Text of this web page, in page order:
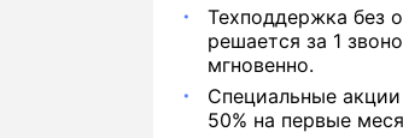
Техподдержка без
решается за 1
мгновенно.
Специальные
50% на первые